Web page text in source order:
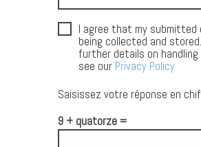
I agree that my submitted
being collected and
further details on
see our Privacy Policy
Saisissez votre réponse en
9 + quatorze =